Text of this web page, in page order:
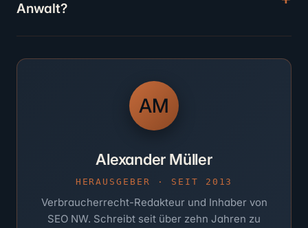
Anwalt?
AM
Alexander Müller
HERAUSGEBER · SEIT 2013
Verbraucherrecht-Redakteur und Inhaber von
SEO NW. Schreibt seit über zehn Jahren zu